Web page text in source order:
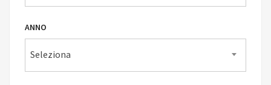
ANNO
Seleziona